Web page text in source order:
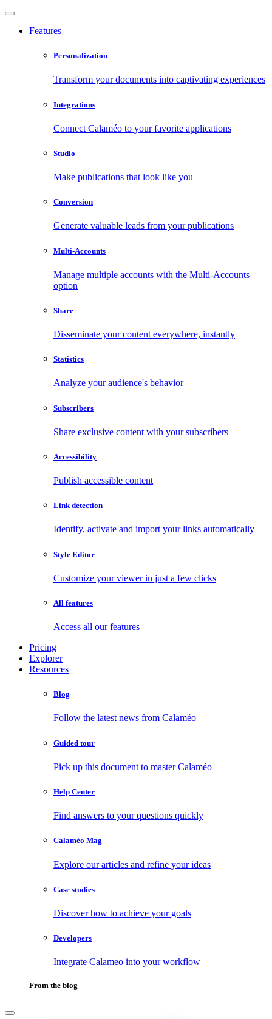
Features
Personalization
Transform your documents into captivating experiences
Integrations
Connect Calaméo to your favorite applications
Studio
Make publications that look like you
Conversion
Generate valuable leads from your publications
Multi-Accounts
Manage multiple accounts with the Multi-Accounts
option
Share
Disseminate your content everywhere, instantly
Statistics
Analyze your audience's behavior
Subscribers
Share exclusive content with your subscribers
Accessibility
Publish accessible content
Link detection
Identify, activate and import your links automatically
Style Editor
Customize your viewer in just a few clicks
All features
Access all our features
Pricing
Explorer
Resources
Blog
Follow the latest news from Calaméo
Guided tour
Pick up this document to master Calaméo
Help Center
Find answers to your questions quickly
Calaméo Mag
Explore our articles and refine your ideas
Case studies
Discover how to achieve your goals
Developers
Integrate Calameo into your workflow
From the blog